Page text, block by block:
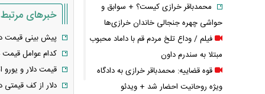
خبرهای مرتبط
پیش بینی قیمت دلار امروز ۹ اردیبهشت
کدام عوامل قیمت
قیمت دلار و یورو امروز
دلار از کف قیمتی
محمدباقر خرازی کیست؟ + سوابق و
حواشی چهره جنجالی خاندان خرازی‌ها
فیلم / وداع تلخ مردم قم با داماد محبوب
مبتلا به سندرم داون
قوه قضاییه: محمدباقر خرازی به دادگاه
ویژه روحانیت احضار شد + ویدئو